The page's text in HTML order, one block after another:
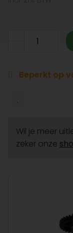
Beperkt op
Wil je meer
zeker onze